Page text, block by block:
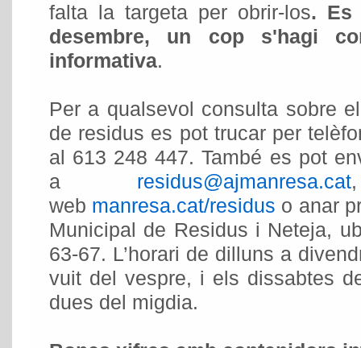
falta la targeta per obrir-los. Es
desembre, un cop s'hagi
informativa.
Per a qualsevol consulta sobre
de residus es pot trucar per
al 613 248 447. També es pot
a residus@ajmanresa.cat
web manresa.cat/residus o anar
Municipal de Residus i Neteja,
63-67. L’horari de dilluns a
vuit del vespre, i els dissabtes
dues del migdia.